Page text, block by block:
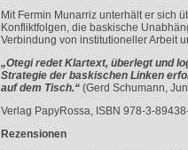
Mit Fermin Munarriz unterhält er sich
Konfliktfolgen, die baskische
Verbindung von institutioneller Arbeit
„Otegi redet Klartext, überlegt und
Strategie der baskischen Linken
auf dem Tisch.“ (Gerd Schumann,
Verlag PapyRossa, ISBN 978-3-
Rezensionen